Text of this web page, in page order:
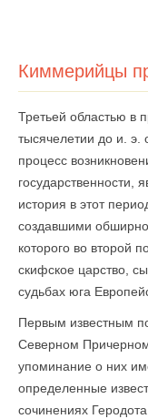
Киммерийцы
Третьей областью в
тысячелетии до и. э.
процесс
государственности,
история в этот
создавшими
которого во второй
скифское царство,
судьбах юга
Первым известным
Северном
упоминание о них
определенные
сочинениях